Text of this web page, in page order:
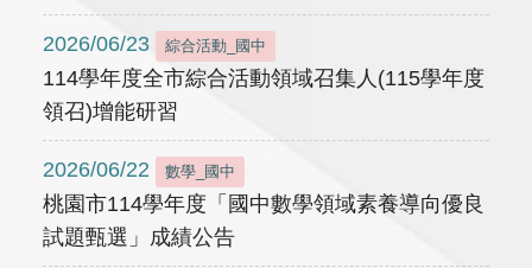
2026/06/23 綜合活動_國中
114學年度全市綜合活動領域召集人(115學年度
領召)增能研習
2026/06/22 數學_國中
桃園市114學年度「國中數學領域素養導向優良
試題甄選」成績公告